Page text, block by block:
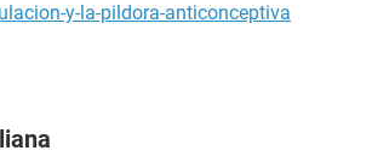
y-la-pildora-anticonceptiva